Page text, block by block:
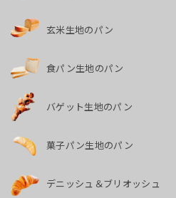
玄米生地のパン
食パン生地のパン
バゲット生地のパン
菓子パン生地のパン
デニッシュ＆ブリオッシュ